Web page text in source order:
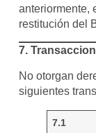
anteriormente,
restitución del
7.
No otorgan
siguientes
7.1